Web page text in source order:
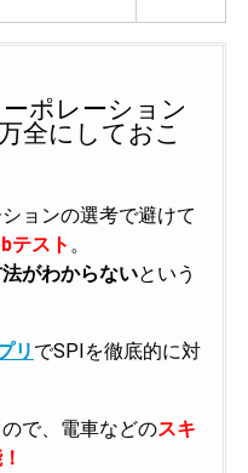
ポレーション
全にしておこ
ョンの選考で避けて
テスト 。
がわからないという
リ でSPIを徹底的に対
で、電車などのスキ